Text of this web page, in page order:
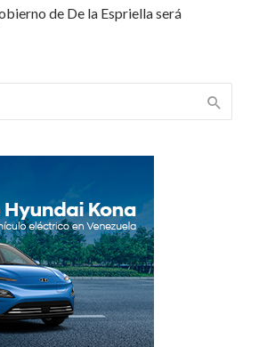
de De la Espriella será